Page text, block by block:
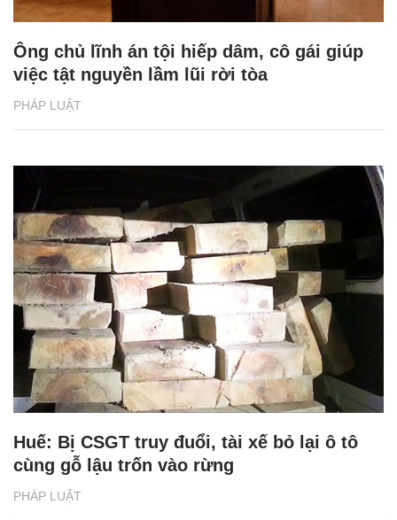
PHÁP LUẬT
Ông chủ lĩnh án tội hiếp dâm, cô gái giúp
việc tật nguyền lầm lũi rời tòa
PHÁP LUẬT
Huế: Bị CSGT truy đuổi, tài xế bỏ lại ô tô
cùng gỗ lậu trốn vào rừng